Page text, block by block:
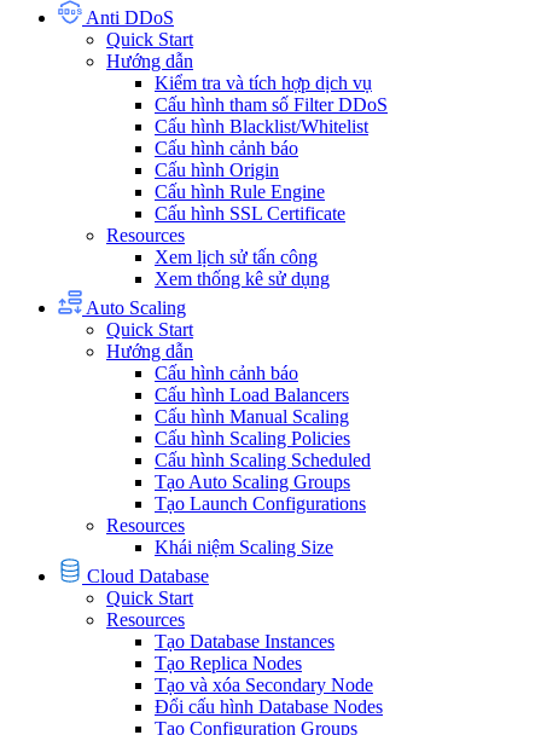
Anti DDoS
Quick Start
Hướng dẫn
Kiểm tra và tích hợp dịch vụ
Cấu hình tham số Filter DDoS
Cấu hình Blacklist/Whitelist
Cấu hình cảnh báo
Cấu hình Origin
Cấu hình Rule Engine
Cấu hình SSL Certificate
Resources
Xem lịch sử tấn công
Xem thống kê sử dụng
Auto Scaling
Quick Start
Hướng dẫn
Cấu hình cảnh báo
Cấu hình Load Balancers
Cấu hình Manual Scaling
Cấu hình Scaling Policies
Cấu hình Scaling Scheduled
Tạo Auto Scaling Groups
Tạo Launch Configurations
Resources
Khái niệm Scaling Size
Cloud Database
Quick Start
Resources
Tạo Database Instances
Tạo Replica Nodes
Tạo và xóa Secondary Node
Đổi cấu hình Database Nodes
Tạo Configuration Groups